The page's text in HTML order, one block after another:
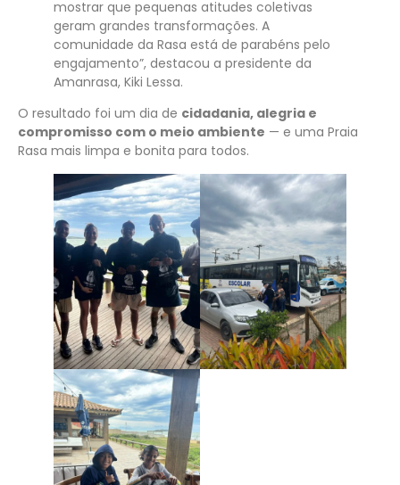
mostrar que pequenas atitudes coletivas
geram grandes transformações. A
comunidade da Rasa está de parabéns pelo
engajamento”, destacou a presidente da
Amanrasa, Kiki Lessa.
O resultado foi um dia de cidadania, alegria e
compromisso com o meio ambiente — e uma Praia
Rasa mais limpa e bonita para todos.